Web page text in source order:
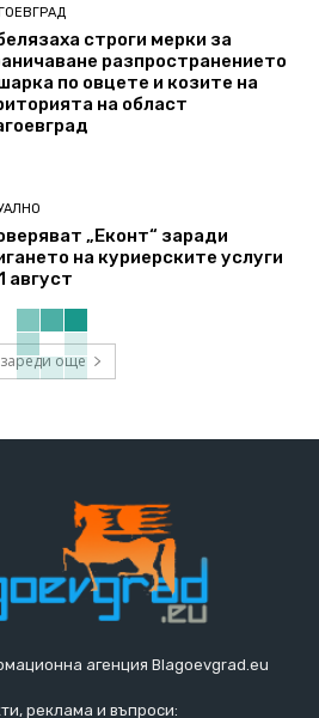
строги мерки за
разпространението
по овцете и козите на
на област
„Еконт“ заради
на куриерските услуги
август
зареди още
агенция Blagoevgrad.eu
реклама и въпроси: